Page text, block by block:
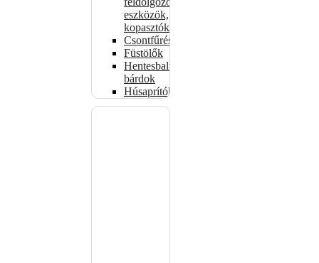
eszközök,
kopasztók
Csontfűrészek
Füstölők
Hentesbalták,
bárdok
Húsaprítók